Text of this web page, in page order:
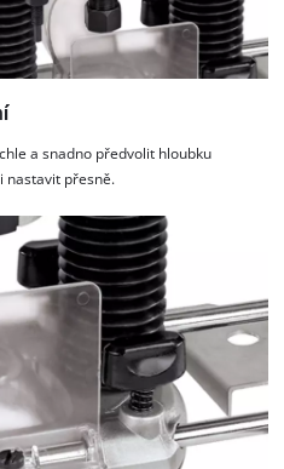
a snadno předvolit hloubku
nastavit přesně.